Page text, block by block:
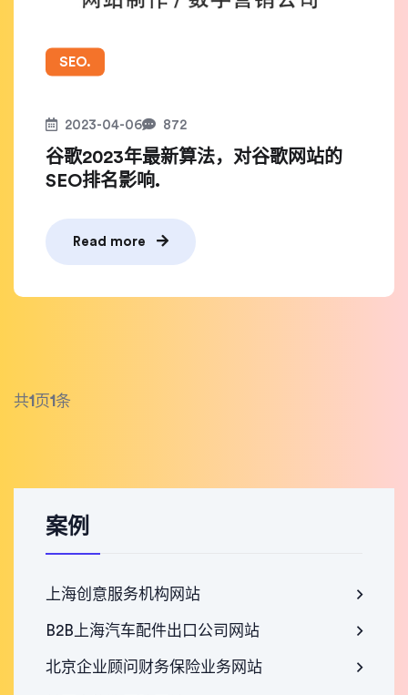
SEO.
2023-04-06 872
谷歌2023年最新算法，对谷歌网站的
SEO排名影响.
Read more
共1 页1条
案例
上海创意服务机构网站
B2B上海汽车配件出口公司网站
北京企业顾问财务保险业务网站